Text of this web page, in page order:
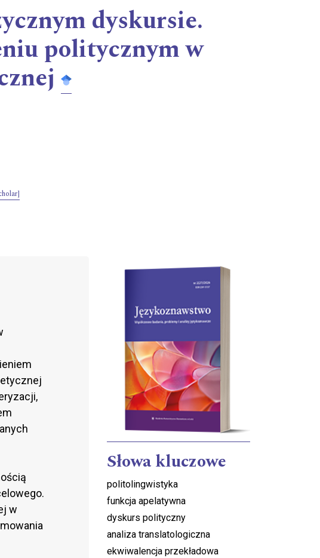
dyskursie.
politycznym w
w
Cover image
Słowa kluczowe
politolingwistyka
funkcja apelatywna
dyskurs polityczny
analiza translatologiczna
ekwiwalencja przekładowa